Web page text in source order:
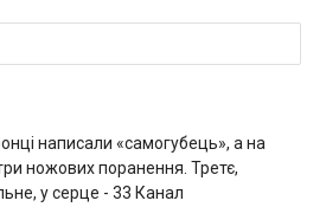
написали «самогубець», а на
ножових поранення. Третє,
у серце - 33 Канал